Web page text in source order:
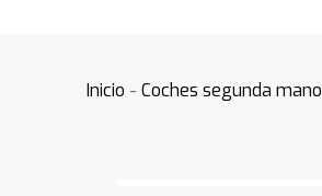
Inicio -Coches segunda mano